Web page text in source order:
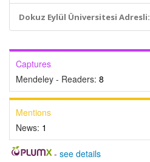
Dokuz Eylül Üniversitesi Adresli:
Captures
Mendeley - Readers: 8
Mentions
News: 1
- see details